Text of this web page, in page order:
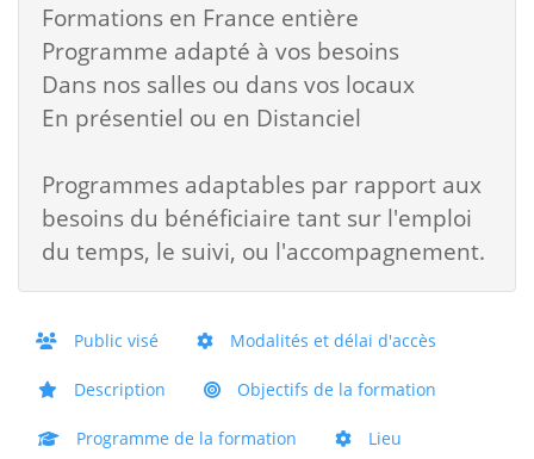
Formations en France entière
Programme adapté à vos besoins
Dans nos salles ou dans vos locaux
En présentiel ou en Distanciel
Programmes adaptables par rapport aux
besoins du bénéficiaire tant sur l'emploi
du temps, le suivi, ou l'accompagnement.
Public visé Modalités et délai d'accès
Description Objectifs de la formation
Programme de la formation Lieu